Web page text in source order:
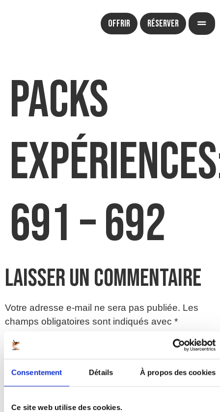
Consentement Détails À propos des cookies
Ce site web utilise des cookies.
Offrir Réserver
Packs
691 – 692
Laisser un commentaire
Votre adresse e-mail ne sera pas publiée. Les
champs obligatoires sont indiqués avec *
Commentaire